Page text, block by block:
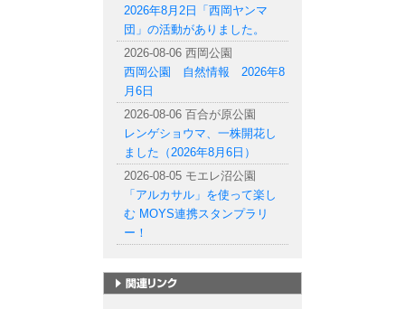
2026年8月2日「西岡ヤンマ
団」の活動がありました。
2026-08-06 西岡公園
西岡公園 自然情報 2026年8
月6日
2026-08-06 百合が原公園
レンゲショウマ、一株開花し
ました（2026年8月6日）
2026-08-05 モエレ沼公園
「アルカサル」を使って楽し
む MOYS連携スタンプラリ
ー！